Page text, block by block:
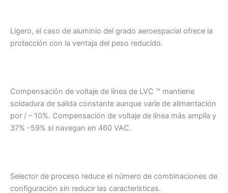
Ligero, el caso de aluminio del grado aeroespacial ofrece la
protección con la ventaja del peso reducido.
Compensación de voltaje de línea de LVC ™ mantiene
soldadura de salida constante aunque varíe de alimentación
por / – 10%. Compensación de voltaje de línea más amplía y
37% -59% si navegan en 460 VAC.
Selector de proceso reduce el número de combinaciones de
configuración sin reducir las características.